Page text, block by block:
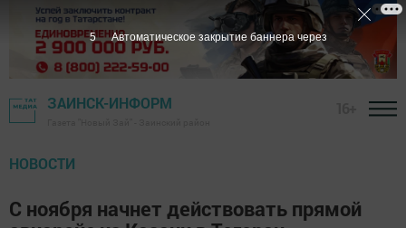
ЗАИНСК-ИНФОРМ
НОВОСТИ
С ноября начнет действовать прямой
4 Автоматическое закрытие баннера через